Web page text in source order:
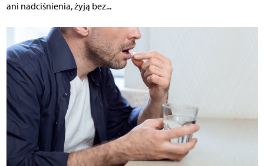
ani nadciśnienia, żyją bez...